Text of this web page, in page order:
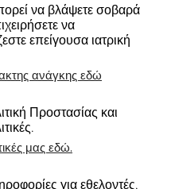
να βλάψετε σοβαρά
να
επείγουσα ιατρική
ανάγκης εδώ
Προστασίας και
μας εδώ.
για εθελοντές,